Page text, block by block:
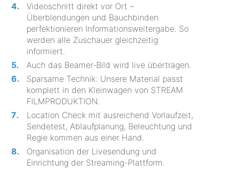
Videoschnitt direkt vor Ort –
Überblendungen und Bauchbinden
perfektionieren Informationsweitergabe. So
werden alle Zuschauer gleichzeitig
informiert.
Auch das Beamer-Bild wird live übertragen.
Sparsame Technik: Unsere Material passt
komplett in den Kleinwagen von STREAM
FILMPRODUKTION.
Location Check mit ausreichend Vorlaufzeit,
Sendetest, Ablaufplanung, Beleuchtung und
Regie kommen aus einer Hand.
Organisation der Livesendung und
Einrichtung der Streaming-Plattform.